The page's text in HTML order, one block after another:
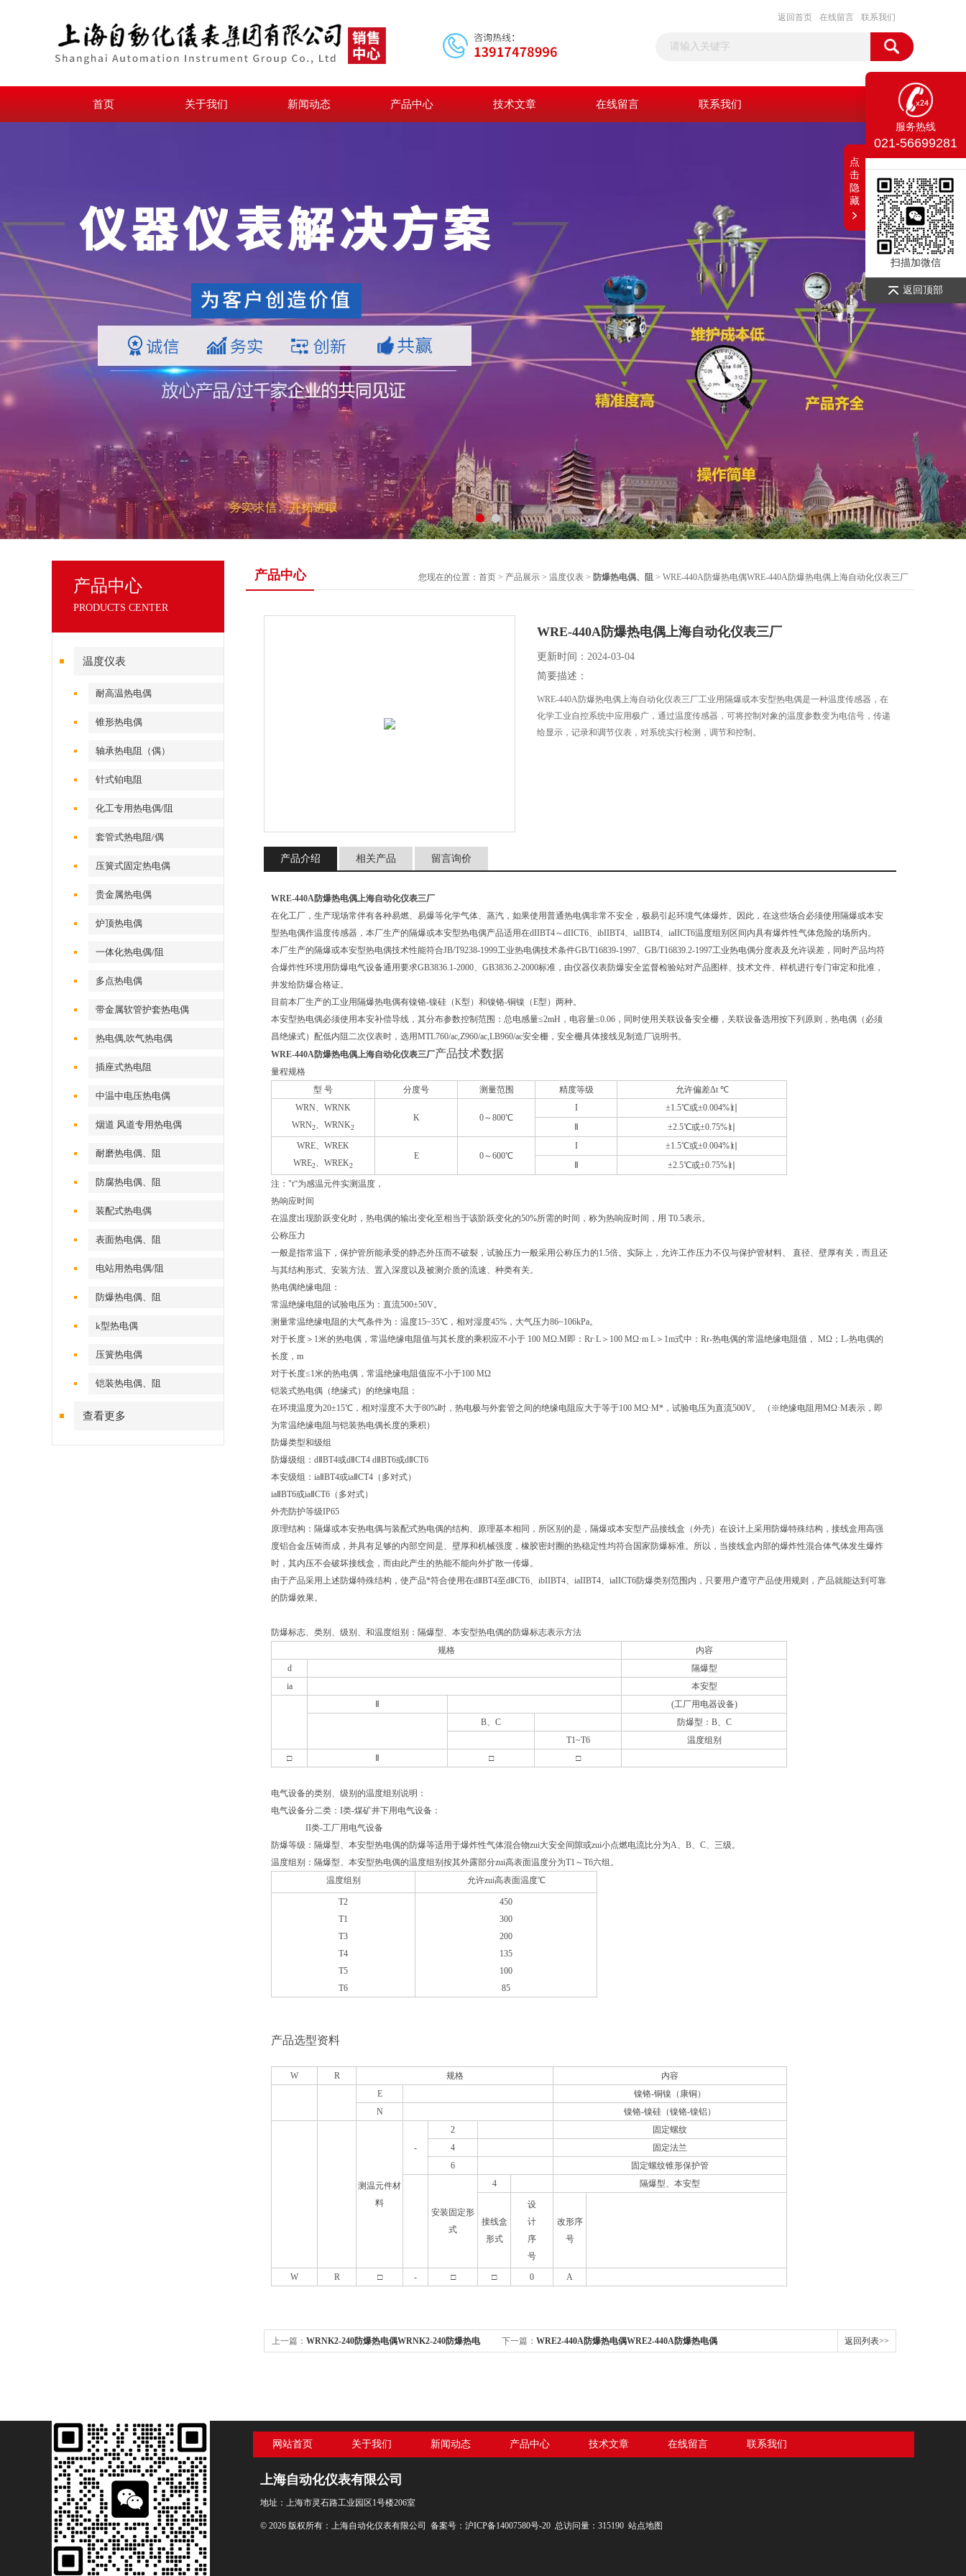
返回首页 在线留言 联系我们
首页 关于我们 新闻动态 产品中心 技术文章 在线留言 联系我们
产品中心
PRODUCTS CENTER
温度仪表
耐高温热电偶
锥形热电偶
轴承热电阻（偶）
针式铂电阻
化工专用热电偶/阻
套管式热电阻/偶
压簧式固定热电偶
贵金属热电偶
炉顶热电偶
一体化热电偶/阻
多点热电偶
带金属软管护套热电偶
热电偶,吹气热电偶
插座式热电阻
中温中电压热电偶
烟道 风道专用热电偶
耐磨热电偶、阻
防腐热电偶、阻
装配式热电偶
表面热电偶、阻
电站用热电偶/阻
防爆热电偶、阻
k型热电偶
压簧热电偶
铠装热电偶、阻
查看更多
产品中心 您现在的位置： 首页 > 产品展示 > 温度仪表 > 防爆热电偶、阻 > WRE-440A防爆热电偶WRE-440A防爆热电偶上海自动化仪表三厂
WRE-440A防爆热电偶上海自动化仪表三厂
更新时间：2024-03-04
简要描述：
WRE-440A防爆热电偶上海自动化仪表三厂工业用隔爆或本安型热电偶是一种温度传感器，在
化学工业自控系统中应用极广，通过温度传感器，可将控制对象的温度参数变为电信号，传递
给显示，记录和调节仪表，对系统实行检测，调节和控制。
产品介绍 相关产品 留言询价
WRE-440A防爆热电偶上海自动化仪表三厂
在化工厂，生产现场常伴有各种易燃、易爆等化学气体、蒸汽，如果使用普通热电偶非常不安全，极易引起环境气体爆炸。因此，在这些场合必须使用隔爆或本安
型热电偶作温度传感器，本厂生产的隔爆或本安型热电偶产品适用在dIIBT4～dIICT6、ibIIBT4、iaIIBT4、iaIICT6温度组别区间内具有爆炸性气体危险的场所内。
本厂生产的隔爆或本安型热电偶技术性能符合JB/T9238-1999工业热电偶技术条件GB/T16839-1997、GB/T16839.2-1997工业热电偶分度表及允许误差，同时产品均符
合爆炸性环境用防爆电气设备通用要求GB3836.1-2000、GB3836.2-2000标准，由仪器仪表防爆安全监督检验站对产品图样、技术文件、样机进行专门审定和批准，
井发给防爆合格证。
目前本厂生产的工业用隔爆热电偶有镍铬-镍硅（K型）和镍铬-铜镍（E型）两种。
本安型热电偶必须使用本安补偿导线，其分布参数控制范围：总电感量≤2mH，电容量≤0.06，同时使用关联设备安全栅，关联设备选用按下列原则，热电偶（必须
昌绝缘式）配低内阻二次仪表时，选用MTL760/ac,Z960/ac,LB960/ac安全栅，安全栅具体接线见制造厂说明书。
WRE-440A防爆热电偶上海自动化仪表三厂产品技术数据
量程规格
型 号
分度号 测量范围 精度等级 允许偏差Δt ℃
WRN、WRNK
WRN2、WRNK2
K 0～800℃
I ±1.5℃或±0.004%∣t∣
±2.5℃或±0.75%∣t∣
WRE、WREK
WRE2、WREK2
E 0～600℃
I ±1.5℃或±0.004%∣t∣
±2.5℃或±0.75%∣t∣
注："t“为感温元件实测温度，
热响应时间
在温度出现阶跃变化时，热电偶的输出变化至相当于该阶跃变化的50%所需的时间，称为热响应时间，用 T0.5表示。
公称压力
一般是指常温下，保护管所能承受的静态外压而不破裂，试验压力一般采用公称压力的1.5倍。实际上，允许工作压力不仅与保护管材料、 直径、壁厚有关，而且还
与其结构形式、安装方法、置入深度以及被测介质的流速、种类有关。
热电偶绝缘电阻：
常温绝缘电阻的试验电压为：直流500±50V。
测量常温绝缘电阻的大气条件为：温度15~35℃ ，相对湿度45%，大气压力86~106kPa。
对于长度＞1米的热电偶，常温绝缘电阻值与其长度的乘积应不小于 100 MΩ.M即：Rr·L＞100 MΩ·m L＞1m式中：Rr-热电偶的常温绝缘电阻值， MΩ；L-热电偶的
长度，m
对于长度≤1米的热电偶，常温绝缘电阻值应不小于100 MΩ
铠装式热电偶（绝缘式）的绝缘电阻：
在环境温度为20±15℃ ，相对湿度不大于80%时，热电极与外套管之间的绝缘电阻应大于等于100 MΩ·M*，试验电压为直流500V。 （ ※绝缘电阻用MΩ·M表示，即
为常温绝缘电阻与铠装热电偶长度的乘积）
防爆类型和级组
防爆级组：d BT4或d CT4 d BT6或d CT6
本安级组：ia BT4或ia CT4 （多对式）
ia BT6或ia CT6 （多对式）
外壳防护等级IP65
原理结构： 隔爆或本安热电偶与装配式热电偶的结构、原理基本相同，所区别的是，隔爆或本安型产品接线盒（外壳）在设计上采用防爆特殊结构，接线盒用高强
度铝合金压铸而成，并具有足够的内部空间是、壁厚和机械强度，橡胶密封圈的热稳定性均符合国家防爆标准。所以，当接线盒内部的爆炸性混合体气体发生爆炸
时，其内压不会破坏接线盒，而由此产生的热能不能向外扩散一传爆。
由于产品采用上述防爆特殊结构，使产品*符合使用在d BT4至d CT6、ibIIBT4、iaIIBT4、iaIICT6防爆类别范围内，只要用户遵守产品使用规则，产品就能达到可靠
的防爆效果。
防爆标志、类别、级别、和温度组别：隔爆型、本安型热电偶的防爆标志表示方法
规格
内容
d
隔爆型
ia
本安型
(工厂用电器设备)
B、C
防爆型：B、C
T1~T6
温度组别
□
□ □
电气设备的类别、级别的温度组别说明：
电气设备分二类：I类-煤矿井下用电气设备：
II类-工厂用电气设备
防爆等级：隔爆型、本安型热电偶的防爆等适用于爆炸性气体混合物zui大安全间隙或zui小点燃电流比分为A、B、C、三级。
温度组别：隔爆型、本安型热电偶的温度组别按其外露部分zui高表面温度分为T1 ～T6六组。
温度组别
允许zui高表面温度℃
T2
T1
T3
T4
T5
T6
450
300
200
135
100
85
产品选型资料
W R 规格
内容
E
镍铬-铜镍（康铜）
N
镍铬-镍硅（镍铬-镍铝）
测温元件材
料
-
2
固定螺纹
4
固定法兰
6
固定螺纹锥形保护管
安装固定形
式
4 隔爆型、本安型
接线盒
形式
设
计
序
号
改形序
号
W R □ - □ □ 0 A
上一篇： WRNK2-240防爆热电偶WRNK2-240防爆热电 下一篇： WRE2-440A防爆热电偶WRE2-440A防爆热电偶 返回列表>>
网站首页 关于我们 新闻动态 产品中心 技术文章 在线留言 联系我们
上海自动化仪表有限公司
地址：上海市灵石路工业园区1号楼206室
© 2026 版权所有：上海自动化仪表有限公司 备案号：沪ICP备14007580号-20 总访问量：315190 站点地图
服务热线
021-56699281
扫描加微信
返回顶部
点
击
隐
藏